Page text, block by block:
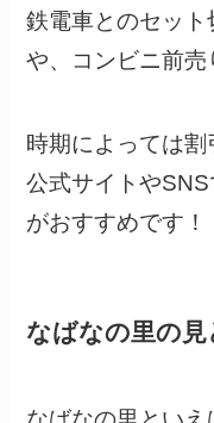
鉄電車とのセット
や、コンビニ前売
時期によっては割
公式サイトや
がおすすめです！
なばなの里の